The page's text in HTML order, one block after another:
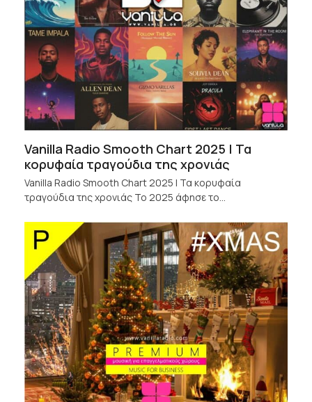
Vanilla Radio Smooth Chart 2025 | Τα
κορυφαία τραγούδια της χρονιάς
Vanilla Radio Smooth Chart 2025 | Τα κορυφαία
τραγούδια της χρονιάς Το 2025 άφησε το…